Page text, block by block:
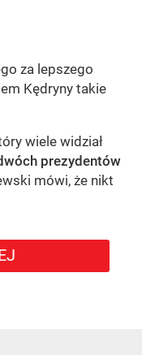
za lepszego
Kędryny takie
wiele widział
prezydentów
mówi, że nikt